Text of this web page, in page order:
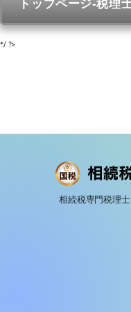
トップページ-税理
*/ ?>
相続税専門税理